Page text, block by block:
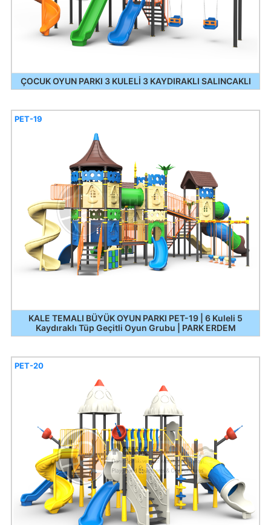
ÇOCUK OYUN PARKI 3 KULELİ 3 KAYDIRAKLI SALINCAKLI
KALE TEMALI BÜYÜK OYUN PARKI PET-19 | 6 Kuleli 5
Kaydıraklı Tüp Geçitli Oyun Grubu | PARK ERDEM
PET-19
PET-20